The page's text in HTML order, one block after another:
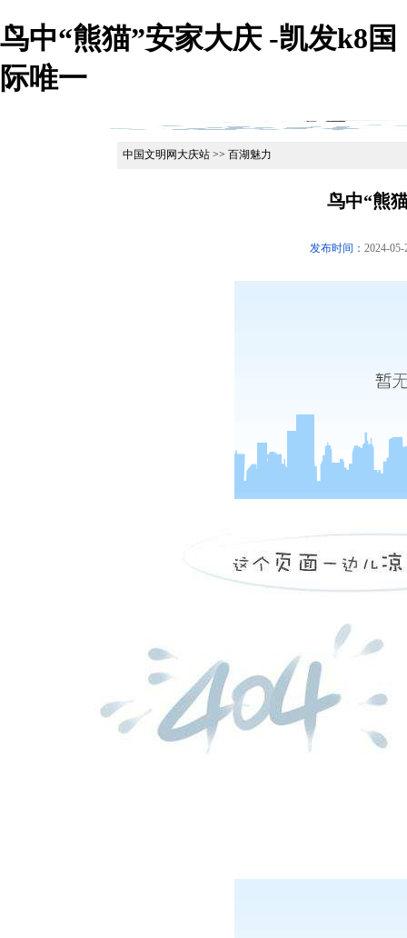
鸟中“熊猫”安家大庆 -凯发k8国
际唯一
中国文明网大庆站 >> 百湖魅力
鸟中“熊
发布时间： 2024-05-